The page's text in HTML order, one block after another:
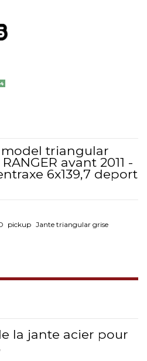
model triangular
avant 2011 -
6x139,7 deport
pickup Jante triangular grise
la jante acier pour